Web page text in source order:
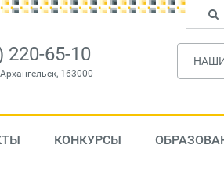
220-65-10
163000
КОНКУРСЫ